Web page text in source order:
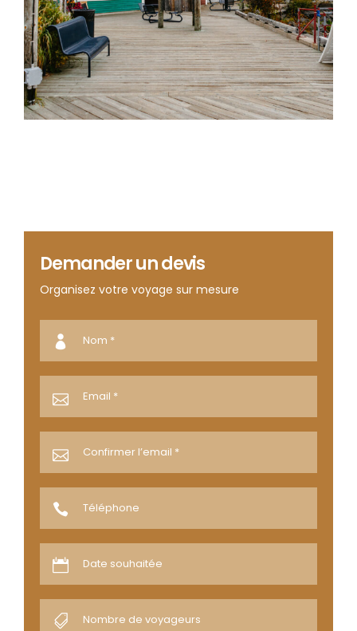
Demander un devis
Organisez votre voyage sur mesure